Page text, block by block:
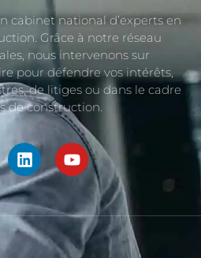
cabinet national d’experts en
Grâce à notre réseau
nous intervenons sur
pour défendre vos intérêts,
de litiges ou dans le cadre
de construction.